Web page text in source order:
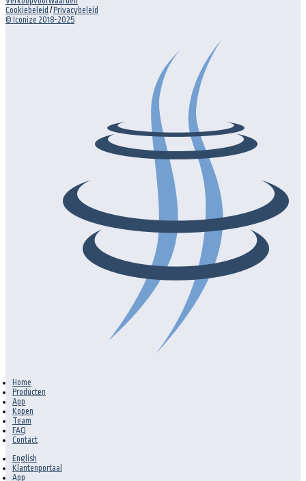
Cookiebeleid /Privacybeleid
© Iconize 2018-2025
Home
Producten
App
Kopen
Team
FAQ
Contact
English
Klantenportaal
App